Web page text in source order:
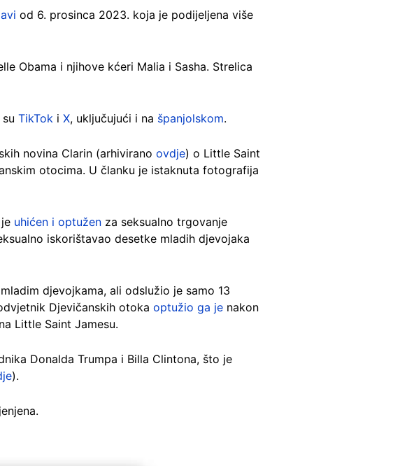
od 6. prosinca 2023. koja je podijeljena više
Obama i njihove kćeri Malia i Sasha. Strelica
TikTok i X, uključujući i na španjolskom.
novina Clarin (arhivirano ovdje) o Little Saint
otocima. U članku je istaknuta fotografija
uhićen i optužen za seksualno trgovanje
iskorištavao desetke mladih djevojaka
djevojkama, ali odslužio je samo 13
Djevičanskih otoka optužio ga je nakon
Little Saint Jamesu.
Donalda Trumpa i Billa Clintona, što je
).